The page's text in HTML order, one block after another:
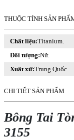
lượng
THUỘC TÍNH SẢN
Chất liệu:Titanium.
Đối tượng:Nữ.
Xuất xứ:Trung Quốc.
CHI TIẾT SẢN PHẨM
Bông Tai
3155